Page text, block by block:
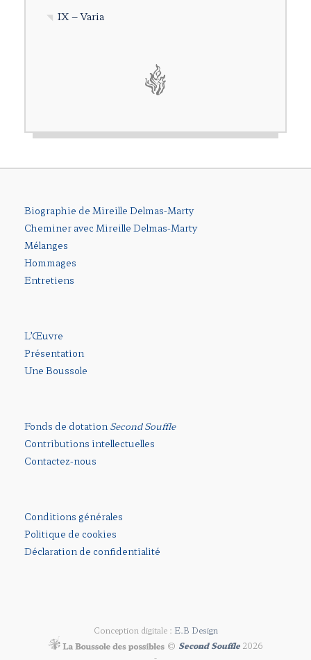
IX – Varia
Biographie de Mireille Delmas-Marty
Cheminer avec Mireille Delmas-Marty
Mélanges
Hommages
Entretiens
L’Œuvre
Présentation
Une Boussole
Fonds de dotation Second Souffle
Contributions intellectuelles
Contactez-nous
Conditions générales
Politique de cookies
Déclaration de confidentialité
Conception digitale : E.B Design
© Second Souffle2026